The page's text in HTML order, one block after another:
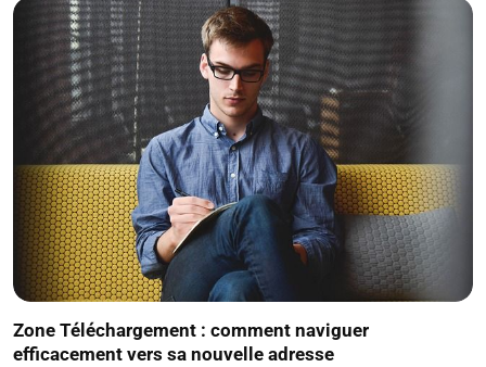
Zone Téléchargement : comment naviguer
efficacement vers sa nouvelle adresse